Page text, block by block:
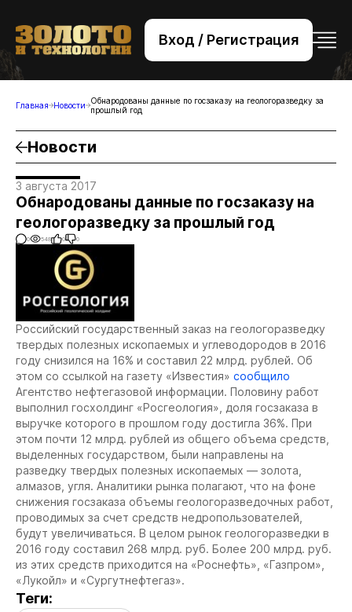
Вход / Регистрация
+7 (495) 221-76-32
bsv@zolteh.ru
Главная Новости
Обнародованы данные по госзаказу на геологоразведку за
прошлый год
Новости
3 августа 2017
Обнародованы данные по госзаказу на
геологоразведку за прошлый год
0 548 0 0
Российский государственный заказ на геологоразведку
твердых полезных ископаемых и углеводородов в 2016
году снизился на 16% и составил 22 млрд. рублей. Об
этом со ссылкой на газету «Известия» сообщило
Агентство нефтегазовой информации. Половину работ
выполнил госхолдинг «Росгеология», доля госзаказа в
выручке которого в прошлом году достигла 36%. При
этом почти 12 млрд. рублей из общего объема средств,
выделенных государством, были направлены на
разведку твердых полезных ископаемых — золота,
алмазов, угля. Аналитики рынка полагают, что на фоне
снижения госзаказа объемы геологоразведочных работ,
проводимых за счет средств недропользователей,
будут увеличиваться. В целом рынок геологоразведки в
2016 году составил 268 млрд. руб. Более 200 млрд. руб.
из этих средств приходится на «Роснефть», «Газпром»,
«Лукойл» и «Сургутнефтегаз».
Теги: